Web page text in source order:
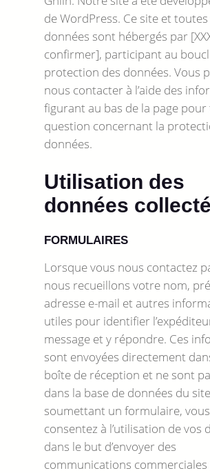
de WordPress. Ce site et toutes
données sont hébergés par
confirmer], participant au
protection des données. Vous
nous contacter à l’aide des
figurant au bas de la page
question concernant la
données.
Utilisation des
données
FORMULAIRES
Lorsque vous nous contactez
nous recueillons votre nom,
adresse e-mail et autres
utiles pour identifier
message et y répondre. Ces
sont envoyées directement
boîte de réception et ne sont
dans la base de données du
soumettant un formulaire, vous
consentez à l’utilisation de vos
dans le but d’envoyer des
communications